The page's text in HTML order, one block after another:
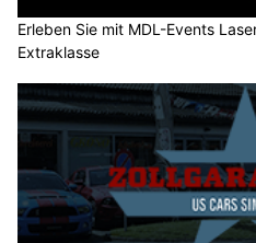
Erleben Sie mit MDL-Events
Extraklasse